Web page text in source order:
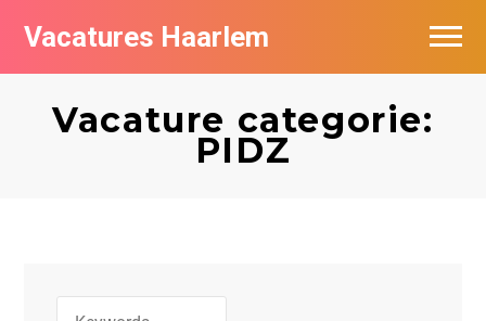
Vacatures Haarlem
Vacature categorie:
PIDZ
Vacatures per bedrijf in Haarlem
De populairste vacatures in Haarlem